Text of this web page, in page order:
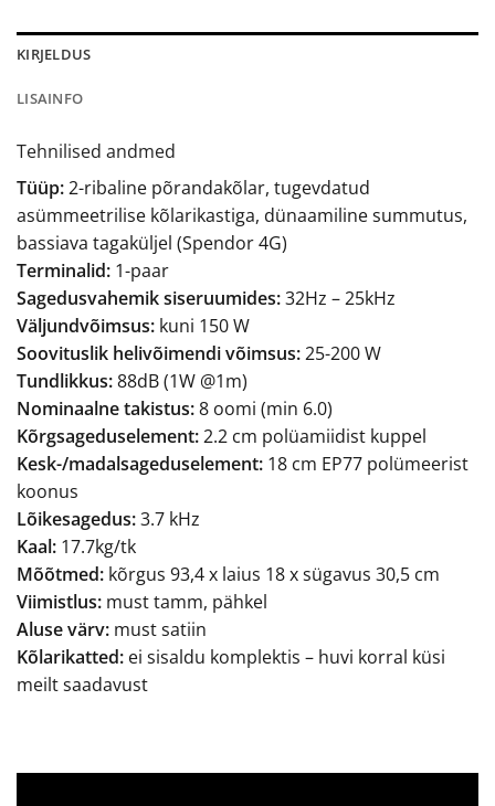
KIRJELDUS
LISAINFO
Tehnilised andmed
Tüüp:2-ribaline põrandakõlar, tugevdatud
asümmeetrilise kõlarikastiga, dünaamiline summutus,
bassiava tagaküljel (Spendor 4G)
Terminalid: 1-paar
Sagedusvahemik siseruumides:32Hz – 25kHz
Väljundvõimsus: kuni 150 W
Soovituslik helivõimendi võimsus:25-200 W
Tundlikkus:88dB (1W @1m)
Nominaalne takistus:8 oomi (min 6.0)
Kõrgsageduselement:2.2 cm polüamiidist kuppel
Kesk-/madalsageduselement: 18 cm EP77 polümeerist
koonus
Lõikesagedus:3.7 kHz
Kaal: 17.7kg/tk
Mõõtmed: kõrgus 93,4 x laius 18 x sügavus 30,5 cm
Viimistlus: must tamm, pähkel
Aluse värv: must satiin
Kõlarikatted: ei sisaldu komplektis – huvi korral küsi
meilt saadavust